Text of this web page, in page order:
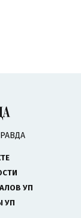
УП
УП